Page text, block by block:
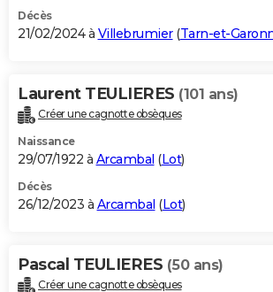
Décès
21/02/2024 à Villebrumier(Tarn-et-
Laurent TEULIERES (101 ans)
Créer une cagnotte obsèques
Naissance
29/07/1922 à Arcambal (Lot)
Décès
26/12/2023 à Arcambal (Lot)
Pascal TEULIERES (50 ans)
Créer une cagnotte obsèques